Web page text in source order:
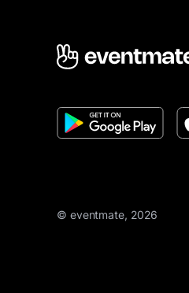
© eventmate, 2026